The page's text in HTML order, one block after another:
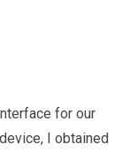
for our
I obtained